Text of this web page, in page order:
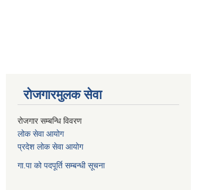
रोजगारमुलक सेवा
रोजगार सम्बन्धि विवरण
लोक सेवा आयोग
प्रदेश लोक सेवा आयोग
गा.पा को पदपूर्ति सम्बन्धी सूचना